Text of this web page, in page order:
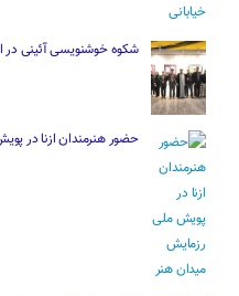
شکوه خوشنویسی آئینی در
حضور هنرمندان ازنا در